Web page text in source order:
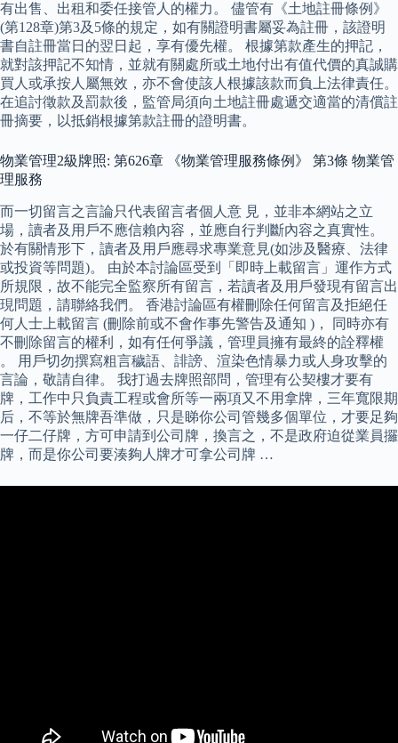
有出售、出租和委任接管人的權力。 儘管有《土地註冊條例》
(第128章)第3及5條的規定，如有關證明書屬妥為註冊，該證明
書自註冊當日的翌日起，享有優先權。 根據第款產生的押記，
就對該押記不知情，並就有關處所或土地付出有值代價的真誠購
買人或承按人屬無效，亦不會使該人根據該款而負上法律責任。
在追討徵款及罰款後，監管局須向土地註冊處遞交適當的清償註
冊摘要，以抵銷根據第款註冊的證明書。
物業管理2級牌照: 第626章 《物業管理服務條例》 第3條 物業管
理服務
而一切留言之言論只代表留言者個人意 見，並非本網站之立
場，讀者及用戶不應信賴內容，並應自行判斷內容之真實性。
於有關情形下，讀者及用戶應尋求專業意見(如涉及醫療、法律
或投資等問題)。 由於本討論區受到「即時上載留言」運作方式
所規限，故不能完全監察所有留言，若讀者及用戶發現有留言出
現問題，請聯絡我們。 香港討論區有權刪除任何留言及拒絕任
何人士上載留言 (刪除前或不會作事先警告及通知 )， 同時亦有
不刪除留言的權利，如有任何爭議，管理員擁有最終的詮釋權
。 用戶切勿撰寫粗言穢語、誹謗、渲染色情暴力或人身攻擊的
言論，敬請自律。 我打過去牌照部問，管理有公契樓才要有
牌，工作中只負責工程或會所等一兩項又不用拿牌，三年寬限期
后，不等於無牌吾準做，只是睇你公司管幾多個單位，才要足夠
一仔二仔牌，方可申請到公司牌，換言之，不是政府迫從業員攞
牌，而是你公司要湊夠人牌才可拿公司牌 …